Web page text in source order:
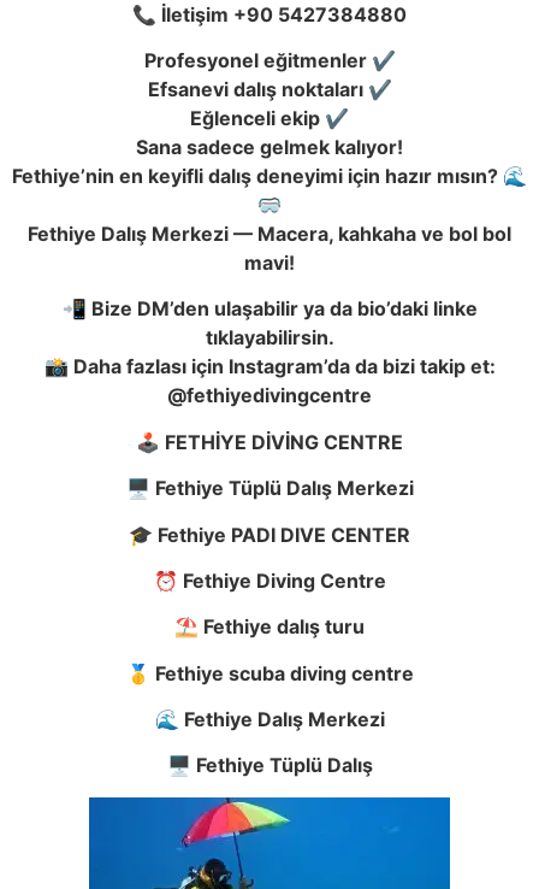
📞 İletişim +90 5427384880
Profesyonel eğitmenler ✔️
Efsanevi dalış noktaları ✔️
Eğlenceli ekip ✔️
Sana sadece gelmek kalıyor!
Fethiye’nin en keyifli dalış deneyimi için hazır mısın? 🌊
🥽
Fethiye Dalış Merkezi — Macera, kahkaha ve bol bol
mavi!
📲 Bize DM’den ulaşabilir ya da bio’daki linke
tıklayabilirsin.
📸 Daha fazlası için Instagram’da da bizi takip et:
@fethiyedivingcentre
🕹️ FETHİYE DİVİNG CENTRE
🖥️ Fethiye Tüplü Dalış Merkezi
🎓 Fethiye PADI DIVE CENTER
⏰ Fethiye Diving Centre
⛱️ Fethiye dalış turu
🥇 Fethiye scuba diving centre
🌊 Fethiye Dalış Merkezi
🖥️ Fethiye Tüplü Dalış